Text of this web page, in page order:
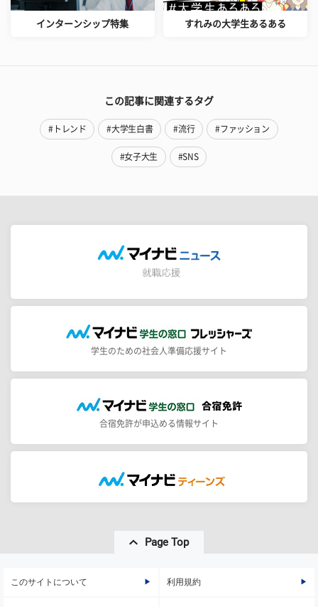
インターンシップ特集 すれみの大学生あるある
この記事に関連するタグ
#トレンド #大学生白書 #流行 #ファッション
#女子大生 #SNS
学生のための社会人準備応援サイト
合宿免許が申込める情報サイト
Page Top
このサイトについて 利用規約